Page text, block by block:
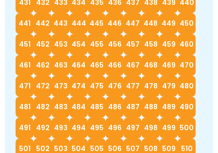
431 432 433 434 435 436 437 438 439 440
441 442 443 444 445 446 447 448 449 450
451 452 453 454 455 456 457 458 459 460
461 462 463 464 465 466 467 468 469 470
471 472 473 474 475 476 477 478 479 480
481 482 483 484 485 486 487 488 489 490
491 492 493 494 495 496 497 498 499 500
501 502 503 504 505 506 507 508 509 510